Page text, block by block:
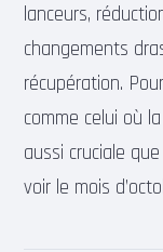
lanceurs,
changements
récupération.
comme celui où
aussi cruciale
voir le mois